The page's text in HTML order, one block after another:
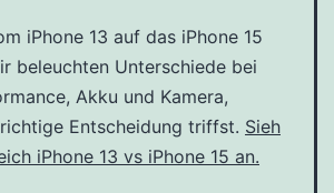
iPhone 13 auf das iPhone 15
beleuchten Unterschiede bei
Akku und Kamera,
Entscheidung triffst. Sieh
iPhone 13 vs iPhone 15 an.